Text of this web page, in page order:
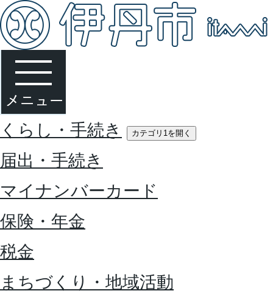
くらし・手続き カテゴリ1を開く
届出・手続き
マイナンバーカード
保険・年金
税金
まちづくり・地域活動